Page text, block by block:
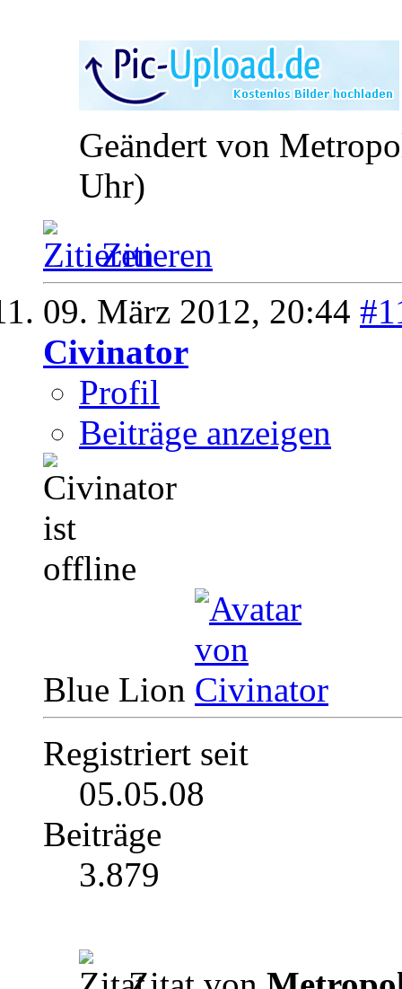
Geändert von
Uhr)
Zitieren
09. März 2012, 20:44
Civinator
Profil
Beiträge anzeigen
Blue Lion
Registriert seit
05.05.08
Beiträge
3.879